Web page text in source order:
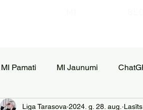
MI Pamati MI Jaunumi
Liga Tarasova 2024. g. 28. aug.